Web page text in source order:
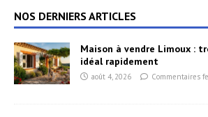
NOS DERNIERS ARTICLES
Maison à vendre Limoux :
idéal rapidement
août 4, 2026 Commentaires